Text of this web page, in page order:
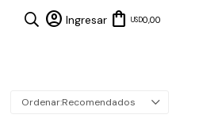
USD0,00
Recomendados